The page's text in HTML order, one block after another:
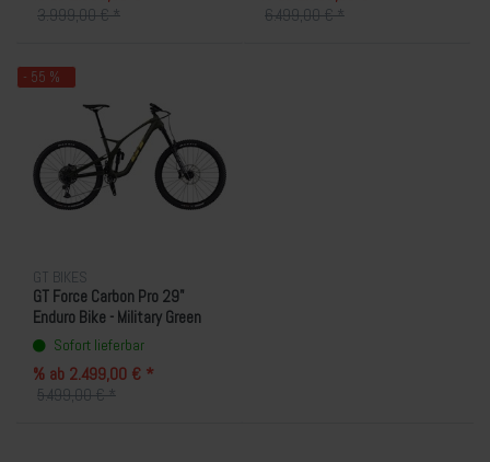
3.999,00 € * 6.499,00 € *
- 55 %
GT BIKES
GT Force Carbon Pro 29"
Enduro Bike - Military Green
Sofort lieferbar
% ab 2.499,00 € *
5.499,00 € *